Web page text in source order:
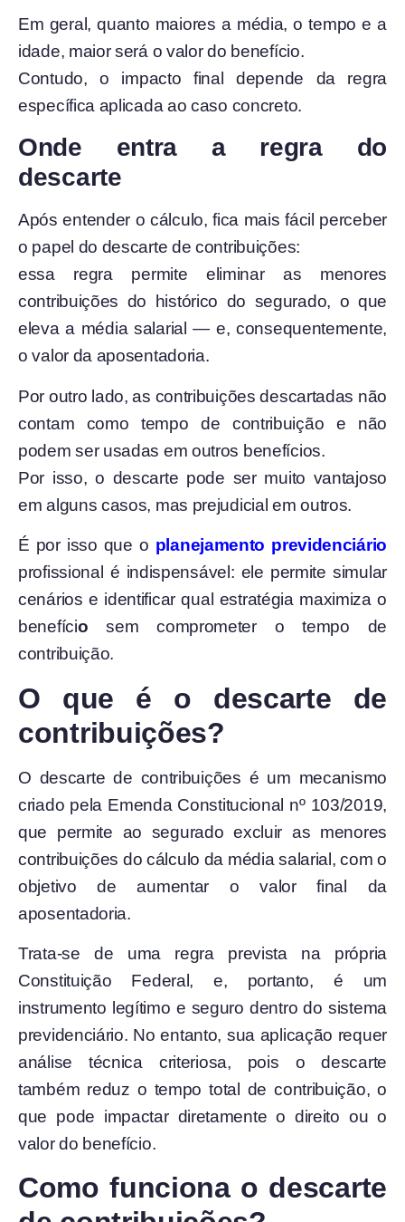
Em geral, quanto maiores a média, o tempo e a
idade, maior será o valor do benefício.
Contudo, o impacto final depende da regra
específica aplicada ao caso concreto.
Onde entra a regra do
descarte
Após entender o cálculo, fica mais fácil perceber
o papel do descarte de contribuições:
essa regra permite eliminar as menores
contribuições do histórico do segurado, o que
eleva a média salarial — e, consequentemente,
o valor da aposentadoria.
Por outro lado, as contribuições descartadas não
contam como tempo de contribuição e não
podem ser usadas em outros benefícios.
Por isso, o descarte pode ser muito vantajoso
em alguns casos, mas prejudicial em outros.
É por isso que o planejamento previdenciário
profissional é indispensável: ele permite simular
cenários e identificar qual estratégia maximiza o
benefício sem comprometer o tempo de
contribuição.
O que é o descarte de
contribuições?
O descarte de contribuições é um mecanismo
criado pela Emenda Constitucional nº 103/2019,
que permite ao segurado excluir as menores
contribuições do cálculo da média salarial, com o
objetivo de aumentar o valor final da
aposentadoria.
Trata-se de uma regra prevista na própria
Constituição Federal, e, portanto, é um
instrumento legítimo e seguro dentro do sistema
previdenciário. No entanto, sua aplicação requer
análise técnica criteriosa, pois o descarte
também reduz o tempo total de contribuição, o
que pode impactar diretamente o direito ou o
valor do benefício.
Como funciona o descarte